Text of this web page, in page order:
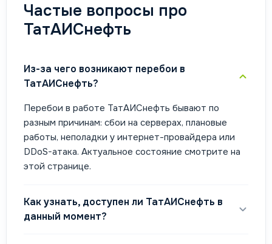
Частые вопросы про
ТатАИСнефть
Из-за чего возникают перебои в
ТатАИСнефть?
Перебои в работе ТатАИСнефть бывают по
разным причинам: сбои на серверах, плановые
работы, неполадки у интернет-провайдера или
DDoS-атака. Актуальное состояние смотрите на
этой странице.
Как узнать, доступен ли ТатАИСнефть в
данный момент?